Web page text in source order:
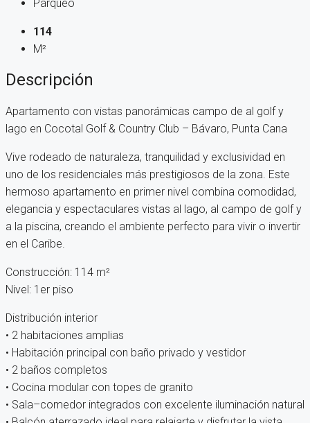
Parqueo
114
M²
Descripción
Apartamento con vistas panorámicas campo de al golf y
lago en Cocotal Golf & Country Club – Bávaro, Punta Cana
Vive rodeado de naturaleza, tranquilidad y exclusividad en
uno de los residenciales más prestigiosos de la zona. Este
hermoso apartamento en primer nivel combina comodidad,
elegancia y espectaculares vistas al lago, al campo de golf y
a la piscina, creando el ambiente perfecto para vivir o invertir
en el Caribe.
Construcción: 114 m²
Nivel: 1er piso
Distribución interior
• 2 habitaciones amplias
• Habitación principal con baño privado y vestidor
• 2 baños completos
• Cocina modular con topes de granito
• Sala–comedor integrados con excelente iluminación natural